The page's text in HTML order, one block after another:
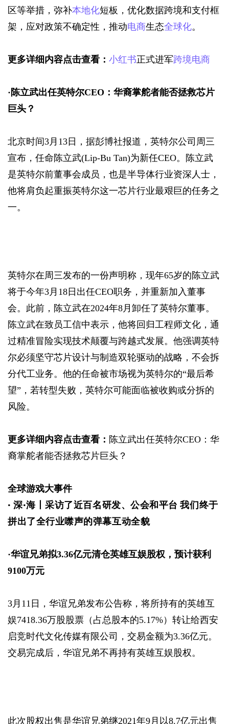
区等举措，弥补本地化短板，优化数据跨境和支付框
架，应对政策不确定性，推动电商生态全球化。
更多详细内容点击查看： 小红书正式进军跨境电商
· 陈立武出任英特尔CEO：华裔掌舵者能否拯救芯片
巨头？
北京时间3月13日，据彭博社报道，英特尔公司周三
宣布，任命陈立武(Lip-Bu Tan)为新任CEO。陈立武
是英特尔前董事会成员，也是半导体行业资深人士，
他将肩负起重振英特尔这一芯片行业最艰巨的任务之
一。
英特尔在周三发布的一份声明称，现年65岁的陈立武
将于今年3月18日出任CEO职务，并重新加入董事
会。此前，陈立武在2024年8月卸任了英特尔董事。
陈立武在致员工信中表示，他将回归工程师文化，通
过精准冒险实现技术颠覆与跨越式发展。他强调英特
尔必须坚守芯片设计与制造双轮驱动的战略，不会拆
分代工业务。他的任命被市场视为英特尔的“最后希
望”，若转型失败，英特尔可能面临被收购或分拆的
风险。
更多详细内容点击查看： 陈立武出任英特尔CEO：华
裔掌舵者能否拯救芯片巨头？
全球游戏大事件
· 深·海丨采访了近百名研发、公会和平台 我们终于
拼出了全行业噤声的弹幕互动全貌
·华谊兄弟拟3.36亿元清仓英雄互娱股权，预计获利
9100万元
3月11日，华谊兄弟发布公告称，将所持有的英雄互
娱7418.36万股股票（占总股本的5.17%）转让给西安
启竞时代文化传媒有限公司，交易金额为3.36亿元。
交易完成后，华谊兄弟不再持有英雄互娱股权。
此次股权出售是华谊兄弟继2021年9月以8.7亿元出售